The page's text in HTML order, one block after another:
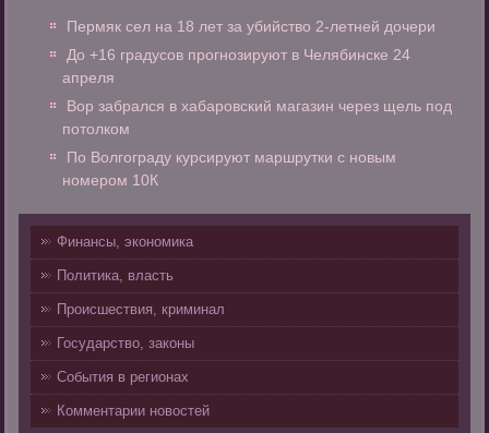
Пермяк сел на 18 лет за убийство 2-летней дочери
До +16 градусов прогнозируют в Челябинске 24
апреля
Вор забрался в хабаровский магазин через щель под
потолком
По Волгограду курсируют маршрутки с новым
номером 10К
Финансы, экономика
Политика, власть
Происшествия, криминал
Государство, законы
События в регионах
Комментарии новостей